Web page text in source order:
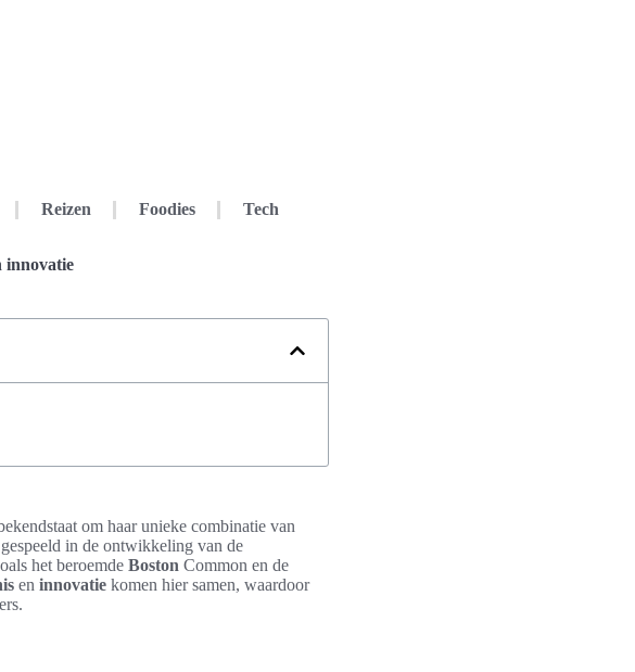
Reizen Foodies Tech
innovatie
om haar unieke combinatie van
in de ontwikkeling van de
het beroemde Boston Common en de
en innovatie komen hier samen, waardoor